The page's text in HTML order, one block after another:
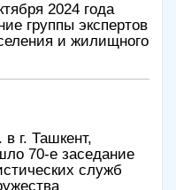
2024 года
группы экспертов
и жилищного
в г. Ташкент,
70-е заседание
служб